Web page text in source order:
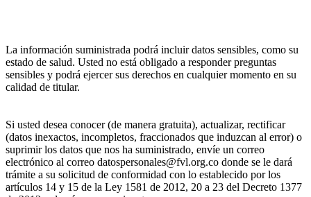
La información suministrada podrá incluir datos sensibles, como su
estado de salud. Usted no está obligado a responder preguntas
sensibles y podrá ejercer sus derechos en cualquier momento en su
calidad de titular.
Si usted desea conocer (de manera gratuita), actualizar, rectificar
(datos inexactos, incompletos, fraccionados que induzcan al error) o
suprimir los datos que nos ha suministrado, envíe un correo
electrónico al correo datospersonales@fvl.org.co donde se le dará
trámite a su solicitud de conformidad con lo establecido por los
artículos 14 y 15 de la Ley 1581 de 2012, 20 a 23 del Decreto 1377